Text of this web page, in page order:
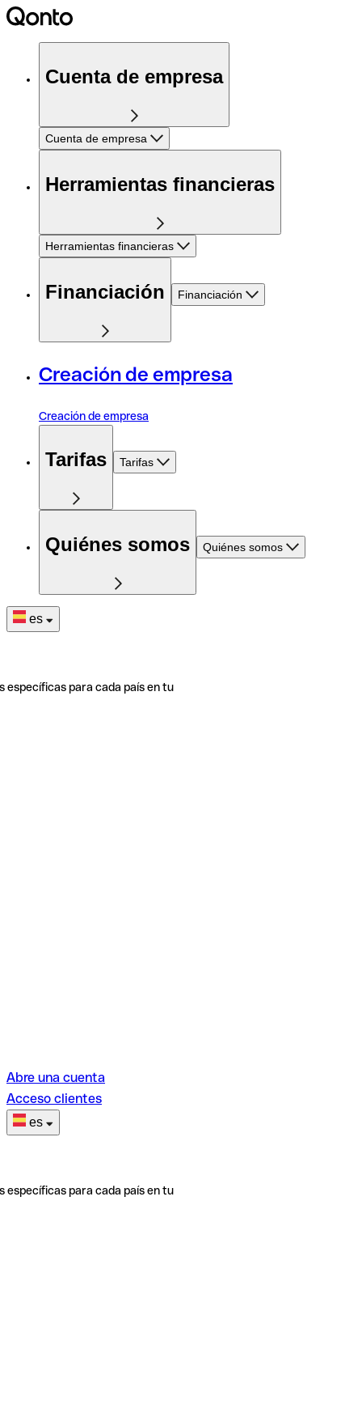
Cuenta de empresa
Cuenta de empresa
Herramientas financieras
Herramientas financieras
Financiación Financiación
Creación de empresa
Creación de empresa
Tarifas Tarifas
Quiénes somos Quiénes somos
es
específicas para cada país en tu
Abre una cuenta
Acceso clientes
es
específicas para cada país en tu